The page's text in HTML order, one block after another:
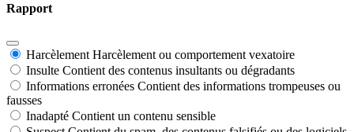
Rapport
Harcèlement Harcèlement ou comportement vexatoire
Insulte Contient des contenus insultants ou dégradants
Informations erronées Contient des informations trompeuses ou
fausses
Inadapté Contient un contenu sensible